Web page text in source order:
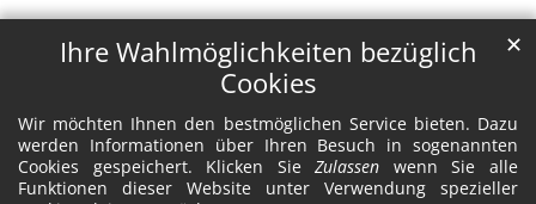
Ihre Wahlmöglichkeiten bezüglich
Cookies
Wir möchten Ihnen den bestmöglichen Service bieten. Dazu
werden Informationen über Ihren Besuch in sogenannten
Cookies gespeichert. Klicken SieZulassen wenn Sie alle
Funktionen dieser Website unter Verwendung spezieller
✕